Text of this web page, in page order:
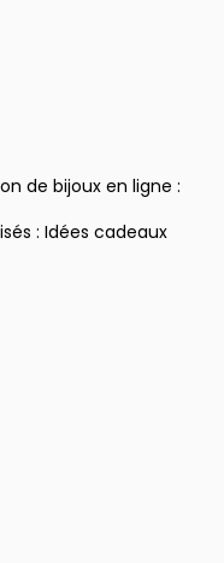
de bijoux en ligne :
: Idées cadeaux